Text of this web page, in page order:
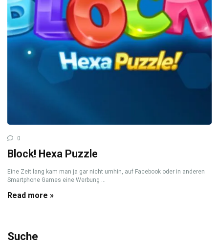
0
Block! Hexa Puzzle
Eine Zeit lang kam man ja gar nicht umhin, auf Facebook oder in anderen
Smartphone Games eine Werbung ...
Read more »
Suche